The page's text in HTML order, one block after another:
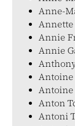
Anne-
Annette
Annie
Annie
Antoine
Antoine
Anton
Antoni